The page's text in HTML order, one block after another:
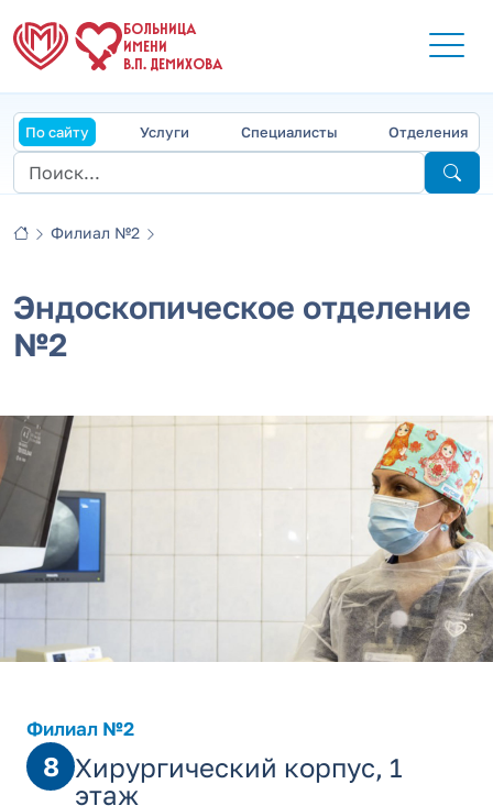
БОЛЬНИЦА
ИМЕНИ
В.П. ДЕМИХОВА
По сайту Услуги Специалисты Отделения
Филиал №2
Эндоскопическое отделение
№2
Филиал №2
8 Хирургический корпус, 1
этаж